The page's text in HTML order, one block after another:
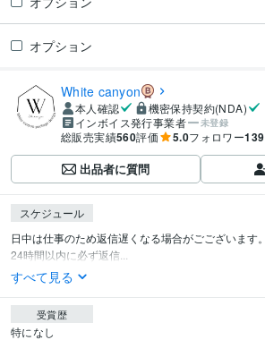
オプション
White canyon
本人確認
機密保持契約(NDA)
インボイス発行事業者
未登録
総販売実績560評価 5.0フォロワー139
出品者に質問
スケジュール
日中は仕事のため返信遅くなる場合がごございます。
24時間以内に必ず返信...
すべて見る
受賞歴
特になし